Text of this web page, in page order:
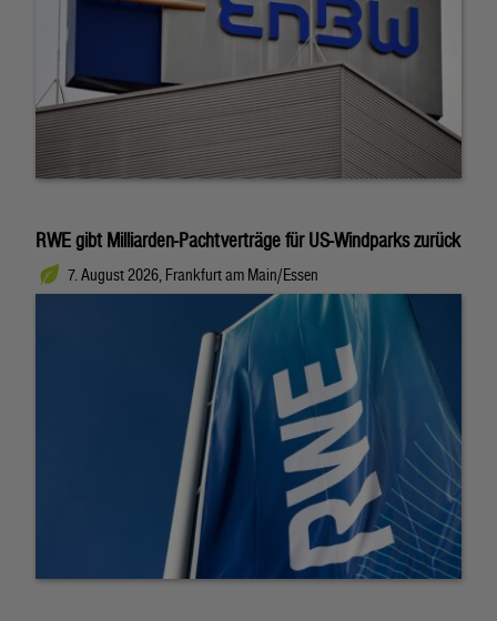
RWE gibt Milliarden-Pachtverträge für US-Windparks zurück
7. August 2026, Frankfurt am Main/Essen